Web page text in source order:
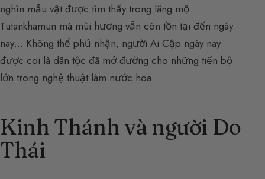
nghìn mẫu vật được tìm thấy trong lăng mộ
Tutankhamun mà mùi hương vẫn còn tồn tại đến ngày
nay… Không thể phủ nhận, người Ai Cập ngày nay
được coi là dân tộc đã mở đường cho những tiến bộ
lớn trong nghệ thuật làm nước hoa.
Kinh Thánh và người Do
Thái